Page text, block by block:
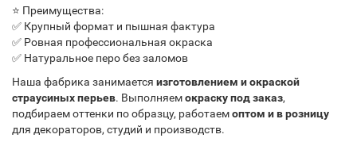
⭐ Преимущества:
✅ Крупный формат и пышная фактура
✅ Ровная профессиональная окраска
✅ Натуральное перо без заломов
Наша фабрика занимается изготовлением и окраской
страусиных перьев. Выполняемокраску под заказ,
подбираем оттенки по образцу, работаемоптом и в розницу
для декораторов, студий и производств.